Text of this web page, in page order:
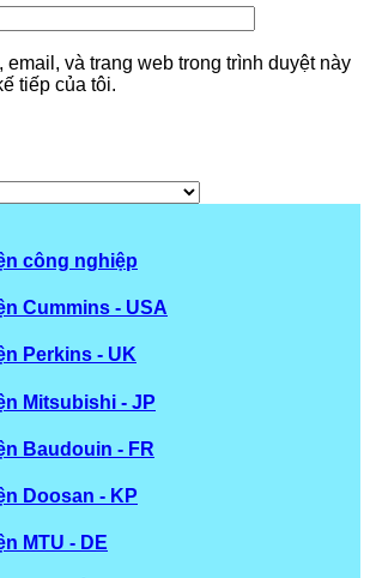
email, và trang web trong trình duyệt này
tiếp của tôi.
công nghiệp
Cummins - USA
Perkins - UK
Mitsubishi - JP
Baudouin - FR
Doosan - KP
MTU - DE